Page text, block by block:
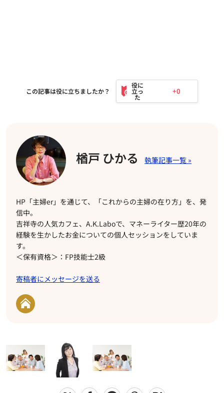
この記事は役に立ちましたか？ +0
楢戸 ひかる
HP「主婦er」を通じて、「これからの主婦の在り方」を、発
信中。
吉祥寺の人気カフェ、A.K.Laboで、マネーライター歴20年の
経験を生かしたお金についての個人セッションをしていま
す。
＜保有資格＞：FP技能士2級
寄稿者にメッセージを送る